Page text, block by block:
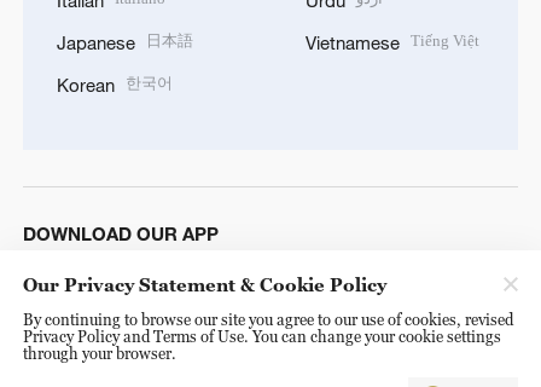
Japanese 日本語
Korean 한국어
Vietnamese Tiếng Việt
DOWNLOAD OUR APP
Our Privacy Statement & Cookie Policy
By continuing to browse our site you agree to our use of cookies, revised
Privacy Policy and Terms of Use. You can change your cookie settings
through your browser.